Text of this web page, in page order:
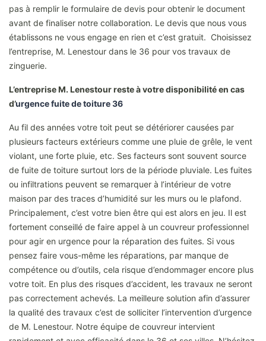
pas à remplir le formulaire de devis pour obtenir le document
avant de finaliser notre collaboration. Le devis que nous vous
établissons ne vous engage en rien et c’est gratuit. Choisissez
l’entreprise, M. Lenestour dans le 36 pour vos travaux de
zinguerie.
L’entreprise M. Lenestour reste à votre disponibilité en cas
d’urgence fuite de toiture 36
Au fil des années votre toit peut se détériorer causées par
plusieurs facteurs extérieurs comme une pluie de grêle, le vent
violant, une forte pluie, etc. Ses facteurs sont souvent source
de fuite de toiture surtout lors de la période pluviale. Les fuites
ou infiltrations peuvent se remarquer à l’intérieur de votre
maison par des traces d’humidité sur les murs ou le plafond.
Principalement, c’est votre bien être qui est alors en jeu. Il est
fortement conseillé de faire appel à un couvreur professionnel
pour agir en urgence pour la réparation des fuites. Si vous
pensez faire vous-même les réparations, par manque de
compétence ou d’outils, cela risque d’endommager encore plus
votre toit. En plus des risques d’accident, les travaux ne seront
pas correctement achevés. La meilleure solution afin d’assurer
la qualité des travaux c’est de solliciter l’intervention d’urgence
de M. Lenestour. Notre équipe de couvreur intervient